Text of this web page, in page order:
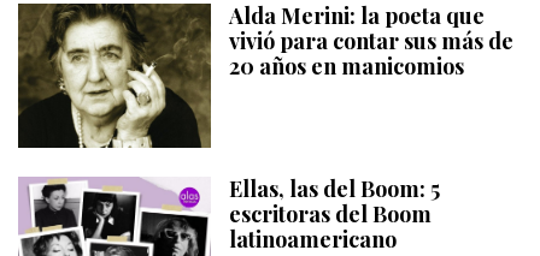
Alda Merini: la poeta que
vivió para contar sus más de
20 años en manicomios
Ellas, las del Boom: 5
escritoras del Boom
latinoamericano